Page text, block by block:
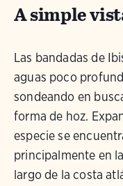
A simple
Las bandadas de
aguas poco
sondeando en
forma de hoz.
especie se
principalmente en
largo de la costa